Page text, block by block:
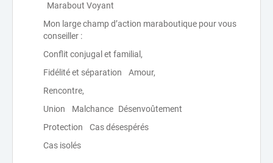
Marabout Voyant
Mon large champ d’action maraboutique pour vous
conseiller :
Conflit conjugal et familial,
Fidélité et séparation Amour,
Rencontre,
Union Malchance Désenvoûtement
Protection Cas désespérés
Cas isolés